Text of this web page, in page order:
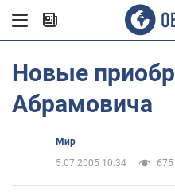
Новые
Абрамовича
Мир
5.07.2005 10:34
675